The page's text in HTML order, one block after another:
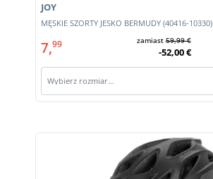
MĘSKIE SZORTY JESKO BERMUDY (40416-10330)
JOY
7,99 zamiast59,99 €
-52,00 €
Wybierz rozmiar…